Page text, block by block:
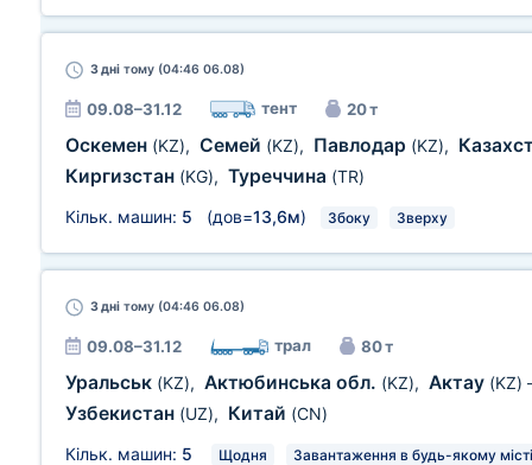
3 дні тому (04:46 06.08)
09.08–31.12 тент 20 т
Оскемен (KZ), Семей (KZ), Павлодар (KZ),
Киргизстан (KG), Туреччина (TR)
Кільк. машин: 5 (дов=13,6м) Збоку Зверху
3 дні тому (04:46 06.08)
09.08–31.12 трал 80 т
Уральськ (KZ), Актюбинська обл. (KZ), Актау (KZ)
Узбекистан (UZ), Китай (CN)
Кільк. машин: 5 Щодня Завантаження в будь-якому місті